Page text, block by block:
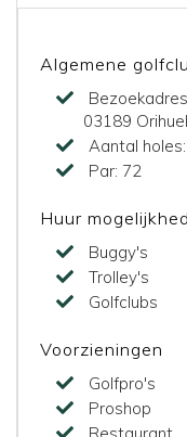
Algemene
03189
Aantal holes:
Par: 72
Huur
Buggy's
Trolley's
Golfclubs
Voorzieningen
Golfpro's
Proshop
Restaurant